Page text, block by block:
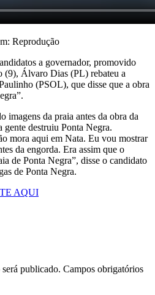
Reprodução
a governador, promovido
(9), Álvaro Dias (PL) rebateu a
(PSOL), que disse que a obra
imagens da praia antes da obra da
destruiu Ponta Negra.
mora aqui em Nata. Eu vou mostrar
da engorda. Era assim que o
de Ponta Negra”, disse o candidato
de Ponta Negra.
AQUI
publicado. Campos obrigatórios